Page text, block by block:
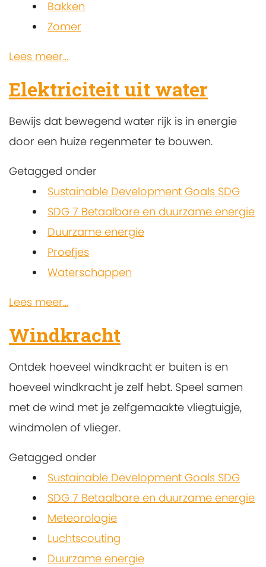
Bakken
Zomer
Lees meer...
Elektriciteit uit water
Bewijs dat bewegend water rijk is in energie
door een huize regenmeter te bouwen.
Getagged onder
Sustainable Development Goals SDG
SDG 7 Betaalbare en duurzame energie
Duurzame energie
Proefjes
Waterschappen
Lees meer...
Windkracht
Ontdek hoeveel windkracht er buiten is en
hoeveel windkracht je zelf hebt. Speel samen
met de wind met je zelfgemaakte vliegtuigje,
windmolen of vlieger.
Getagged onder
Sustainable Development Goals SDG
SDG 7 Betaalbare en duurzame energie
Meteorologie
Luchtscouting
Duurzame energie